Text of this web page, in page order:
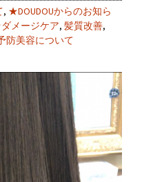
, ★DOUDOUからのお知ら
メージケア, 髪質改善,
防美容について